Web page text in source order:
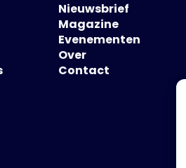
Nieuwsbrief
Magazine
Evenementen
Over
Contact